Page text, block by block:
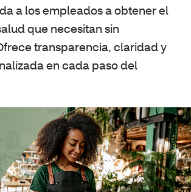
a los empleados a obtener el
que necesitan sin
transparencia, claridad y
en cada paso del